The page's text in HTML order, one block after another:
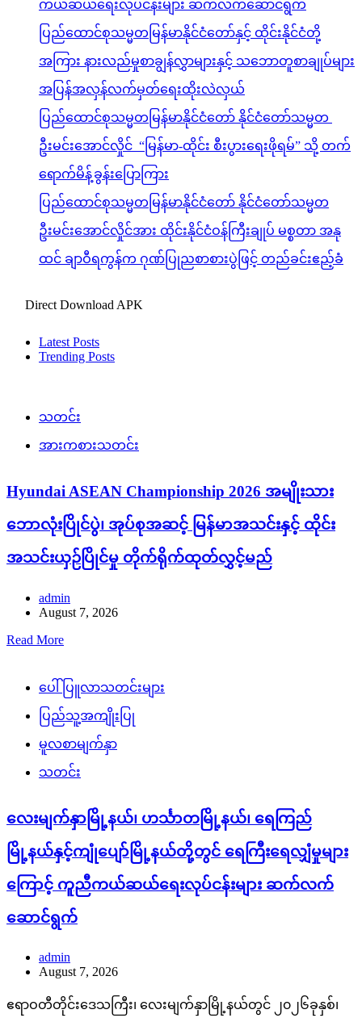
ကယ်ဆယ်ရေးလုပ်ငန်းများ ဆက်လက်ဆောင်ရွက်
ပြည်ထောင်စုသမ္မတမြန်မာနိုင်ငံတော်နှင့် ထိုင်းနိုင်ငံတို့
အကြား နားလည်မှုစာချွန်လွှာများနှင့် သဘောတူစာချုပ်များ
အပြန်အလှန်လက်မှတ်ရေးထိုးလဲလှယ်
ပြည်ထောင်စုသမ္မတမြန်မာနိုင်ငံတော် နိုင်ငံတော်သမ္မတ
ဦးမင်းအောင်လှိုင် “မြန်မာ-ထိုင်း စီးပွားရေးဖိုရမ်” သို့ တက်
ရောက်မိန့်ခွန်းပြောကြား
ပြည်ထောင်စုသမ္မတမြန်မာနိုင်ငံတော် နိုင်ငံတော်သမ္မတ
ဦးမင်းအောင်လှိုင်အား ထိုင်းနိုင်ငံဝန်ကြီးချုပ် မစ္စတာ အနု
ထင် ချာဝီရကွန်က ဂုဏ်ပြုညစာစားပွဲဖြင့် တည်ခင်းဧည့်ခံ
Direct Download APK
Latest Posts
Trending Posts
သတင်း
အားကစားသတင်း
Hyundai ASEAN Championship 2026 အမျိုးသား
ဘောလုံးပြိုင်ပွဲ၊ အုပ်စုအဆင့် မြန်မာအသင်းနှင့် ထိုင်း
အသင်းယှဉ်ပြိုင်မှု တိုက်ရိုက်ထုတ်လွှင့်မည်
admin
August 7, 2026
Read More
ပေါ်ပြူလာသတင်းများ
ပြည်သူ့အကျိုးပြု
မူလစာမျက်နှာ
သတင်း
လေးမျက်နှာမြို့နယ်၊ ဟင်္သာတမြို့နယ်၊ ရေကြည်
မြို့နယ်နှင့်ကျုံပျော်မြို့နယ်တို့တွင် ရေကြီးရေလျှံမှုများ
ကြောင့် ကူညီကယ်ဆယ်ရေးလုပ်ငန်းများ ဆက်လက်
ဆောင်ရွက်
admin
August 7, 2026
ဧရာဝတီတိုင်းဒေသကြီး၊ လေးမျက်နှာမြို့နယ်တွင် ၂၀၂၆ခုနှစ်၊